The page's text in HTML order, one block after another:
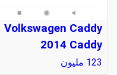
Volkswagen Caddy
2014 Caddy
123 مليون